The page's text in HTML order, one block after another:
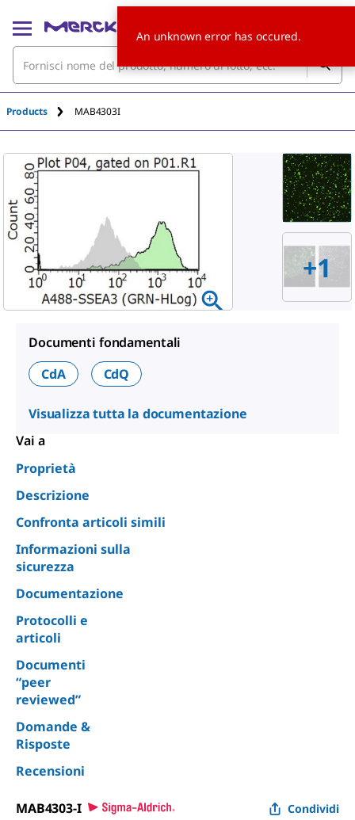
Products MAB4303I
+1
Documenti fondamentali
CdA
CdQ
Visualizza tutta la documentazione
Vai a
Proprietà
Descrizione
Confronta articoli simili
Informazioni sulla
sicurezza
Documentazione
Protocolli e
articoli
Documenti
“peer
reviewed”
Domande &
Risposte
Recensioni
MAB4303-I Condividi
An unknown error has occured.